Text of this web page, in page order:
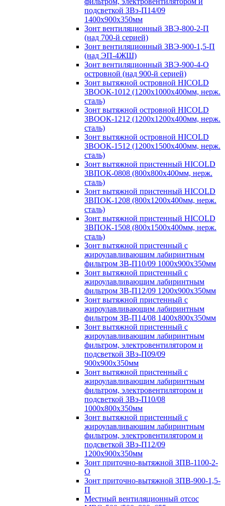
подсветкой ЗВэ-П14/09
1400х900х350мм
Зонт вентиляционный ЗВЭ-800-2-П
(над 700-й серией)
Зонт вентиляционный ЗВЭ-900-1,5-П
(над ЭП-4ЖШ)
Зонт вентиляционный ЗВЭ-900-4-О
островной (над 900-й серией)
Зонт вытяжной островной HICOLD
ЗВООК-1012 (1200х1000х400мм, нерж.
сталь)
Зонт вытяжной островной HICOLD
ЗВООК-1212 (1200x1200x400мм, нерж.
сталь)
Зонт вытяжной островной HICOLD
ЗВООК-1512 (1200х1500х400мм, нерж.
сталь)
Зонт вытяжной пристенный HICOLD
ЗВПОК-0808 (800х800х400мм, нерж.
сталь)
Зонт вытяжной пристенный HICOLD
ЗВПОК-1208 (800х1200х400мм, нерж.
сталь)
Зонт вытяжной пристенный HICOLD
ЗВПОК-1508 (800х1500х400мм, нерж.
сталь)
Зонт вытяжной пристенный с
жироулавливающим лабиринтным
фильтром ЗВ-П10/09 1000х900х350мм
Зонт вытяжной пристенный с
жироулавливающим лабиринтным
фильтром ЗВ-П12/09 1200х900х350мм
Зонт вытяжной пристенный с
жироулавливающим лабиринтным
фильтром ЗВ-П14/08 1400х800х350мм
Зонт вытяжной пристенный с
жироулавливающим лабиринтным
фильтром, электровентилятором и
подсветкой ЗВэ-П09/09
900х900х350мм
Зонт вытяжной пристенный с
жироулавливающим лабиринтным
фильтром, электровентилятором и
подсветкой ЗВэ-П10/08
1000х800х350мм
Зонт вытяжной пристенный с
жироулавливающим лабиринтным
фильтром, электровентилятором и
подсветкой ЗВэ-П12/09
1200х900х350мм
Зонт приточно-вытяжной ЗПВ-1100-2-
О
Зонт приточно-вытяжной ЗПВ-900-1,5-
П
Местный вентиляционный отсос